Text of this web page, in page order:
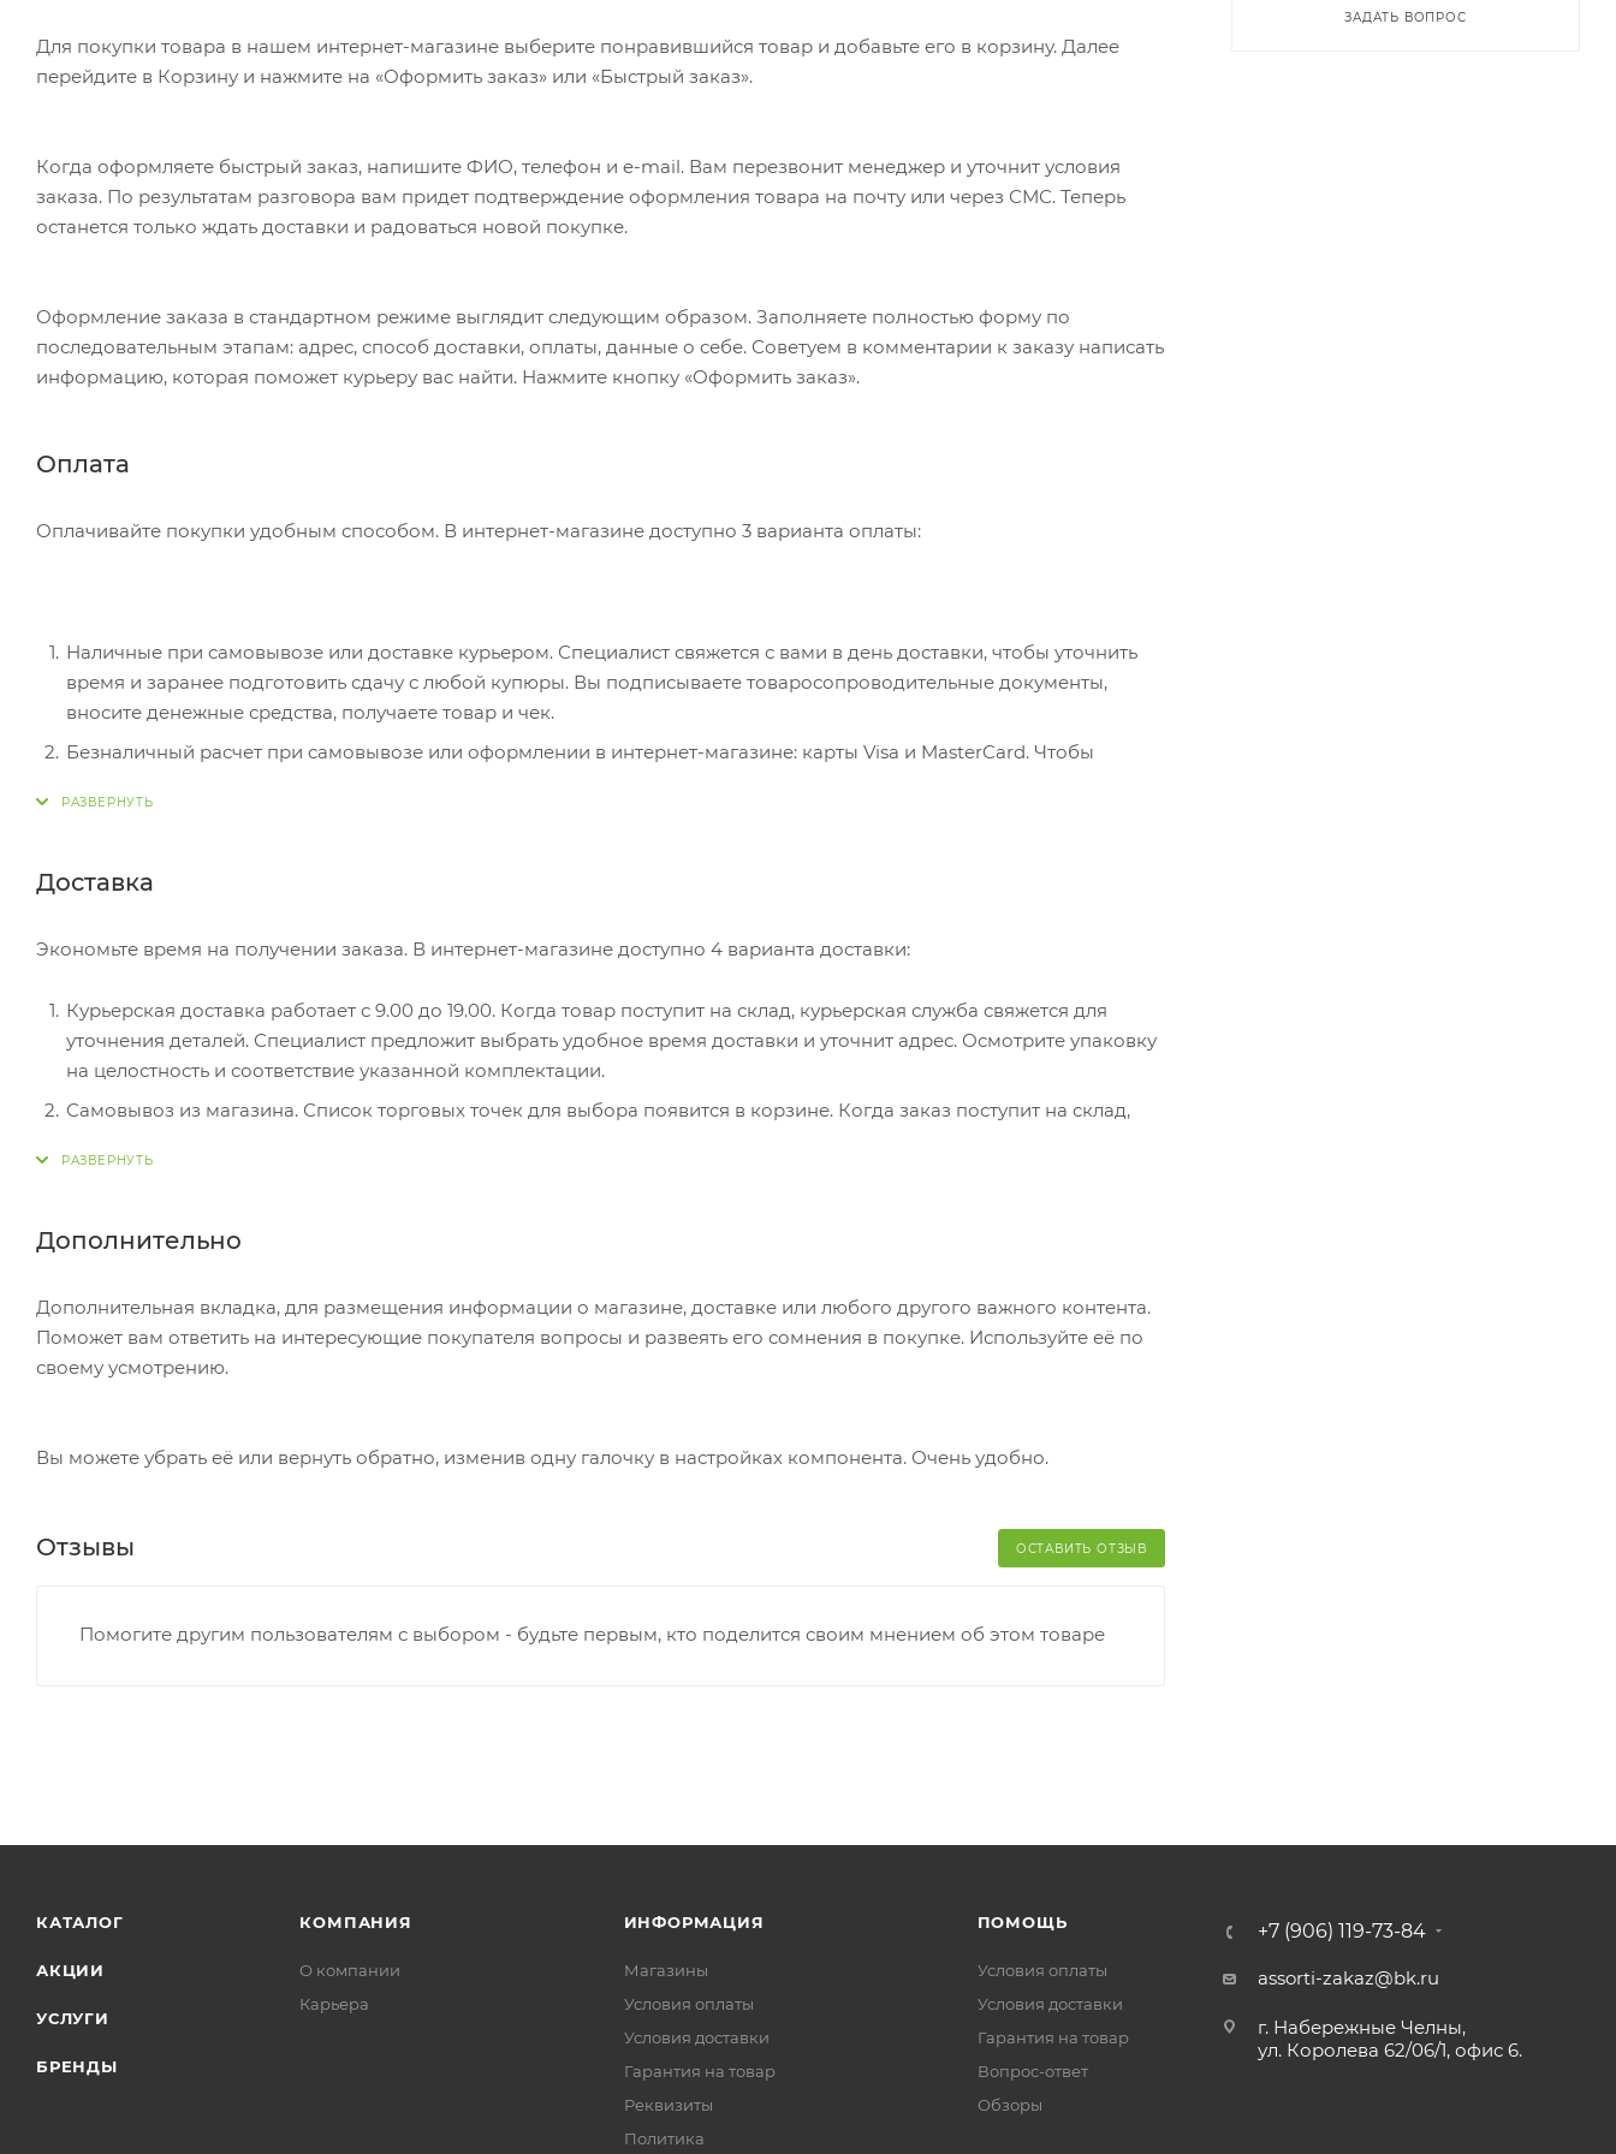
Бордовый дипломат на кодовых замках предполагает, что внутри находится что-то очень важное. Если не миллион
долларов, то хотя бы ценные документы. В этом подарочном наборе вы обнаружите кое-что не менее важное, чем
документы - набор для приятного времяпровождения. Стопки на 6 персон - не хватает только закуски. Закуску
на данный товар осуществляется бесплатно. Оплачивается только настройка оборудования в размере 2000 рублей на
весь тираж.
Для покупки товара в нашем интернет-магазине выберите понравившийся товар и добавьте его в корзину. Далее
перейдите в Корзину и нажмите на «Оформить заказ» или «Быстрый заказ».
Когда оформляете быстрый заказ, напишите ФИО, телефон и e-mail. Вам перезвонит менеджер и уточнит условия
заказа. По результатам разговора вам придет подтверждение оформления товара на почту или через СМС. Теперь
останется только ждать доставки и радоваться новой покупке.
Оформление заказа в стандартном режиме выглядит следующим образом. Заполняете полностью форму по
последовательным этапам: адрес, способ доставки, оплаты, данные о себе. Советуем в комментарии к заказу написать
информацию, которая поможет курьеру вас найти. Нажмите кнопку «Оформить заказ».
Оплата
Оплачивайте покупки удобным способом. В интернет-магазине доступно 3 варианта оплаты:
Наличные при самовывозе или доставке курьером. Специалист свяжется с вами в день доставки, чтобы уточнить
время и заранее подготовить сдачу с любой купюры. Вы подписываете товаросопроводительные документы,
вносите денежные средства, получаете товар и чек.
Безналичный расчет при самовывозе или оформлении в интернет-магазине: карты Visa и MasterCard. Чтобы
действия и имя держателя.
перенаправит вас на страницу платежного сервиса. Здесь необходимо заполнить форму по инструкции.
Доставка
Экономьте время на получении заказа. В интернет-магазине доступно 4 варианта доставки:
Курьерская доставка работает с 9.00 до 19.00. Когда товар поступит на склад, курьерская служба свяжется для
уточнения деталей. Специалист предложит выбрать удобное время доставки и уточнит адрес. Осмотрите упаковку
на целостность и соответствие указанной комплектации.
Самовывоз из магазина. Список торговых точек для выбора появится в корзине. Когда заказ поступит на склад,
Почтовая доставка через почту России. Когда заказ придет в отделение, на ваш адрес придет извещение о
самостоятельно вы можете только после оплаты заказа. Один заказ может содержать не больше 10 позиций и его
стоимость не должна превышать 100 000 р.
Дополнительно
Дополнительная вкладка, для размещения информации о магазине, доставке или любого другого важного контента.
Поможет вам ответить на интересующие покупателя вопросы и развеять его сомнения в покупке. Используйте её по
своему усмотрению.
Вы можете убрать её или вернуть обратно, изменив одну галочку в настройках компонента. Очень удобно.
Отзывы ОСТАВИТЬ ОТЗЫВ
Помогите другим пользователям с выбором - будьте первым, кто поделится своим мнением об этом товаре
ЗАДАТЬ ВОПРОС
КАТАЛОГ
АКЦИИ
УСЛУГИ
БРЕНДЫ
КОМПАНИЯ
О компании
Карьера
ИНФОРМАЦИЯ
Магазины
Условия оплаты
Условия доставки
Гарантия на товар
Реквизиты
Политика
ПОМОЩЬ
Условия оплаты
Условия доставки
Гарантия на товар
Вопрос-ответ
Обзоры
+7 (906) 119-73-84
assorti-zakaz@bk.ru
г. Набережные Челны,
ул. Королева 62/06/1, офис 6.